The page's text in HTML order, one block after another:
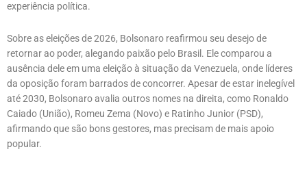
experiência política.
Sobre as eleições de 2026, Bolsonaro reafirmou seu desejo de
retornar ao poder, alegando paixão pelo Brasil. Ele comparou a
ausência dele em uma eleição à situação da Venezuela, onde líderes
da oposição foram barrados de concorrer. Apesar de estar inelegível
até 2030, Bolsonaro avalia outros nomes na direita, como Ronaldo
Caiado (União), Romeu Zema (Novo) e Ratinho Junior (PSD),
afirmando que são bons gestores, mas precisam de mais apoio
popular.